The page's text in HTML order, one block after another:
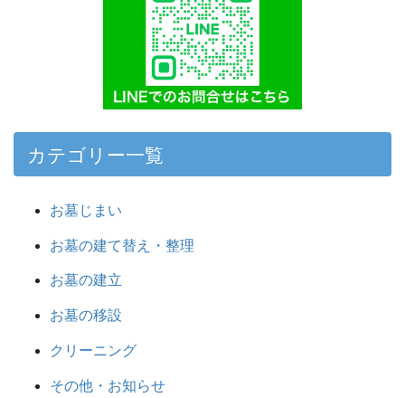
カテゴリー一覧
お墓じまい
お墓の建て替え・整理
お墓の建立
お墓の移設
クリーニング
その他・お知らせ